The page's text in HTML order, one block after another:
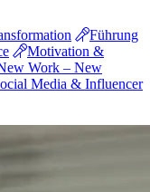
Führung
Motivation &
Work – New
Media & Influencer